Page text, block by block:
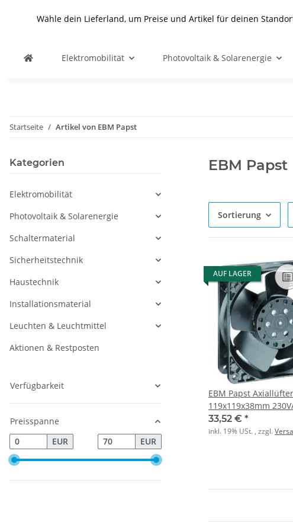
Wähle dein Lieferland, um Preise und Artikel für deinen
Elektromobilität Photovoltaik & Solarenergie
Startseite Artikel von EBM Papst
EBM Papst
Sortierung
AUF LAGER
EBM Papst
119x119x38mm
19W
33,52 € *
inkl. 19% USt. , zzgl.
Kategorien
Elektromobilität
Photovoltaik & Solarenergie
Schaltermaterial
Sicherheitstechnik
Haustechnik
Installationsmaterial
Leuchten & Leuchtmittel
Aktionen & Restposten
Verfügbarkeit
Preisspanne
EUR
EUR